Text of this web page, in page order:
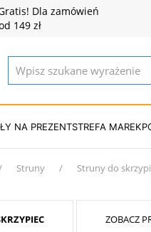
Dla zamówień
149 zł
NA PREZENTSTREFA MAREK
Struny Struny do
ZOBACZ